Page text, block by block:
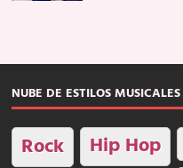
NUBE DE ESTILOS MUSICALES
Rock Hip Hop